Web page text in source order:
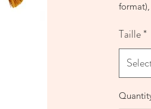
Détails
main,
grand
INDI
Taille*